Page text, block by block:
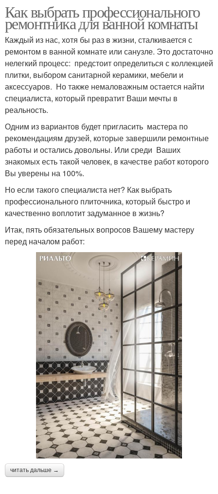
Как выбрать профессионального
ремонтника для ванной комнаты
Каждый из нас, хотя бы раз в жизни, сталкивается с
ремонтом в ванной комнате или санузле. Это достаточно
нелегкий процесс: предстоит определиться с коллекцией
плитки, выбором санитарной керамики, мебели и
аксессуаров. Но также немаловажным остается найти
специалиста, который превратит Ваши мечты в
реальность.
Одним из вариантов будет пригласить мастера по
рекомендациям друзей, которые завершили ремонтные
работы и остались довольны. Или среди Ваших
знакомых есть такой человек, в качестве работ которого
Вы уверены на 100%.
Но если такого специалиста нет? Как выбрать
профессионального плиточника, который быстро и
качественно воплотит задуманное в жизнь?
Итак, пять обязательных вопросов Вашему мастеру
перед началом работ:
читать дальше →